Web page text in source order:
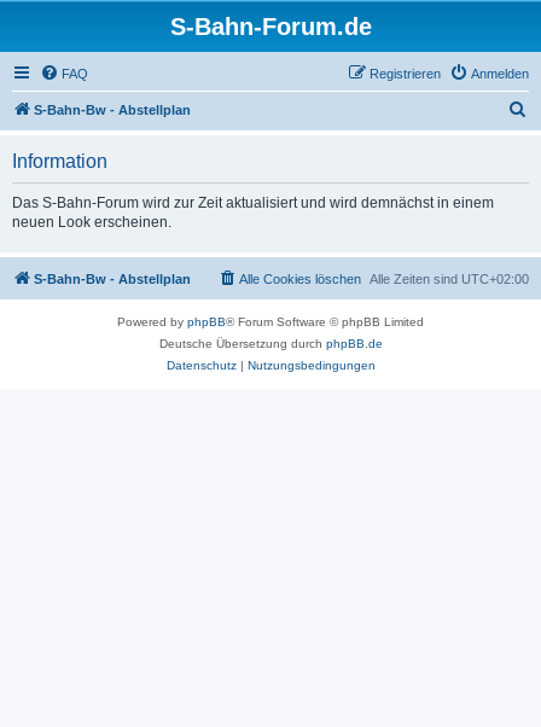
S-Bahn-Forum.de
FAQ Anmelden
Registrieren
S-Bahn-Bw - Abstellplan
Information
Das S-Bahn-Forum wird zur Zeit aktualisiert und wird demnächst in einem
neuen Look erscheinen.
S-Bahn-Bw - Abstellplan Alle Zeiten sind UTC+02:00
Alle Cookies löschen
Powered by phpBB® Forum Software © phpBB Limited
Deutsche Übersetzung durch phpBB.de
Datenschutz| Nutzungsbedingungen